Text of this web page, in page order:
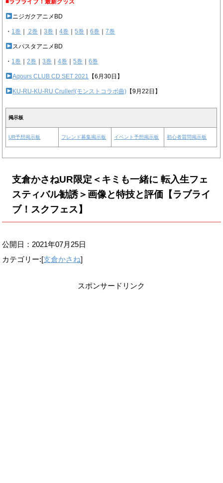
■ラブライブ！最新グッズ
ニジガクアニメBD
・ 1巻 2巻 ｜3巻 ｜4巻 ｜5巻 ｜6巻 ｜7巻
スパスタアニメBD
・ 1巻 ｜2巻 ｜3巻 ｜4巻 ｜5巻 ｜6巻
Aqours CLUB CD SET 2021 【6月30日】
KU-RU-KU-RU Cruller!(モンストコラボ曲) 【9月22日】
掲示板
UR予想掲示板 フレンド募集掲示板 イベント予想掲示板 初心者質問掲示板
支倉かさねUR限定＜キミも一緒に 転入生フェ
スティバル勧誘＞画像と特技と評価【ラブライ
ブ！スクフェス】
公開日： 2021年07月25日
カテゴリー:[支倉かさね]
スポンサードリンク